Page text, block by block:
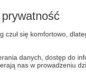
się komfortowo,
danych, dostęp do
nas w prowadzeniu